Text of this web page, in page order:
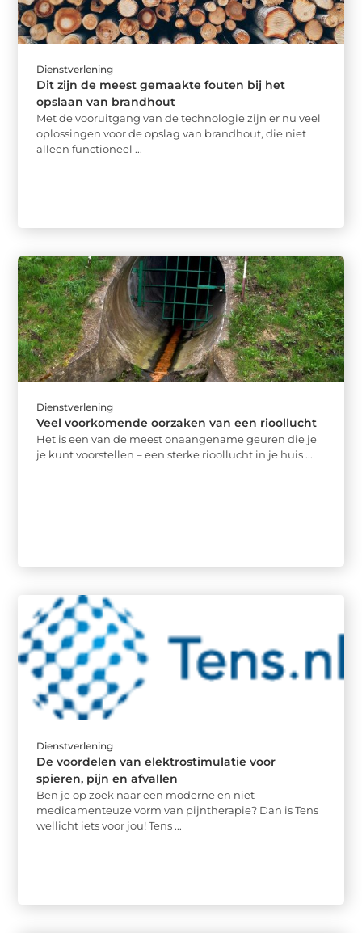
Dienstverlening
Dit zijn de meest gemaakte fouten bij het
opslaan van brandhout
Met de vooruitgang van de technologie zijn er nu veel
oplossingen voor de opslag van brandhout, die niet
alleen functioneel ...
Dienstverlening
Veel voorkomende oorzaken van een rioollucht
Het is een van de meest onaangename geuren die je
je kunt voorstellen – een sterke rioollucht in je huis ...
Dienstverlening
De voordelen van elektrostimulatie voor
spieren, pijn en afvallen
Ben je op zoek naar een moderne en niet-
medicamenteuze vorm van pijntherapie? Dan is Tens
wellicht iets voor jou! Tens ...